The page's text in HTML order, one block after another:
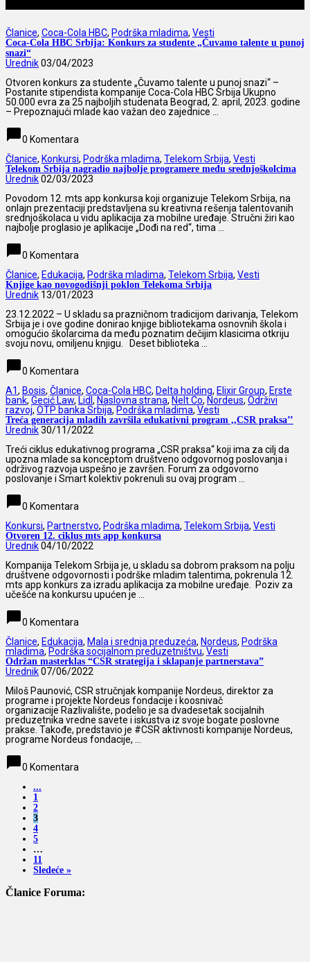
Članice, Coca-Cola HBC, Podrška mladima, Vesti
Coca-Cola HBC Srbija: Konkurs za studente „Čuvamo talente u punoj
snazi“
Urednik03/04/2023
Otvoren konkurs za studente „Čuvamo talente u punoj snazi“ –
Postanite stipendista kompanije Coca-Cola HBC Srbija Ukupno
50.000 evra za 25 najboljih studenata Beograd, 2. april, 2023. godine
– Prepoznajući mlade kao važan deo zajednice ...
chat_bubble0 Komentara
Članice, Konkursi, Podrška mladima, Telekom Srbija, Vesti
Telekom Srbija nagradio najbolje programere među srednjoškolcima
Urednik02/03/2023
Povodom 12. mts app konkursa koji organizuje Telekom Srbija, na
onlajn prezentaciji predstavljena su kreativna rešenja talentovanih
srednjoškolaca u vidu aplikacija za mobilne uređaje. Stručni žiri kao
najbolje proglasio je aplikacije „Dođi na red“, tima ...
chat_bubble0 Komentara
Članice, Edukacija, Podrška mladima, Telekom Srbija, Vesti
Knjige kao novogodišnji poklon Telekoma Srbija
Urednik 13/01/2023
23.12.2022 – U skladu sa prazničnom tradicijom darivanja, Telekom
Srbija je i ove godine donirao knjige bibliotekama osnovnih škola i
omogućio školarcima da među poznatim dečijim klasicima otkriju
svoju novu, omiljenu knjigu. Deset biblioteka ...
chat_bubble0 Komentara
A1, Bosis, Članice, Coca-Cola HBC, Delta holding, Elixir Group, Erste
bank, Gecić Law, Lidl , Naslovna strana, Nelt Co, Nordeus, Održivi
razvoj, OTP banka Srbija, Podrška mladima, Vesti
Treća generacija mladih završila edukativni program ,,CSR praksa’’
Urednik30/11/2022
Treći ciklus edukativnog programa „CSR praksa“ koji ima za cilj da
upozna mlade sa konceptom društveno odgovornog poslovanja i
održivog razvoja uspešno je završen. Forum za odgovorno
poslovanje i Smart kolektiv pokrenuli su ovaj program ...
chat_bubble0 Komentara
Konkursi, Partnerstvo, Podrška mladima, Telekom Srbija, Vesti
Otvoren 12. ciklus mts app konkursa
Urednik04/10/2022
Kompanija Telekom Srbija je, u skladu sa dobrom praksom na polju
društvene odgovornosti i podrške mladim talentima, pokrenula 12.
mts app konkurs za izradu aplikacija za mobilne uređaje. Poziv za
učešće na konkursu upućen je ...
chat_bubble0 Komentara
Članice, Edukacija, Mala i srednja preduzeća, Nordeus, Podrška
mladima, Podrška socijalnom preduzetništvu, Vesti
Održan masterklas “CSR strategija i sklapanje partnerstava”
Urednik07/06/2022
Miloš Paunović, CSR stručnjak kompanije Nordeus, direktor za
programe i projekte Nordeus fondacije i koosnivač
organizacije Razlivalište, podelio je sa dvadesetak socijalnih
preduzetnika vredne savete i iskustva iz svoje bogate poslovne
prakse. Takođe, predstavio je #CSR aktivnosti kompanije Nordeus,
programe Nordeus fondacije, ...
chat_bubble0 Komentara
...
1
2
3
4
5
…
11
Sledeće »
Članice Foruma: